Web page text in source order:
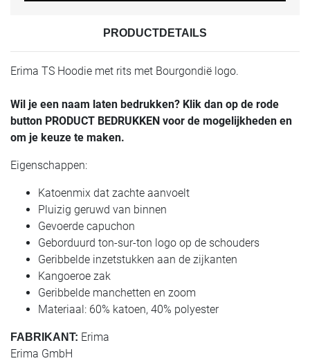
PRODUCTDETAILS
Erima TS Hoodie met rits met Bourgondië logo.
Wil je een naam laten bedrukken? Klik dan op de rode
button PRODUCT BEDRUKKEN voor de mogelijkheden en
om je keuze te maken.
Eigenschappen:
Katoenmix dat zachte aanvoelt
Pluizig geruwd van binnen
Gevoerde capuchon
Geborduurd ton-sur-ton logo op de schouders
Geribbelde inzetstukken aan de zijkanten
Kangoeroe zak
Geribbelde manchetten en zoom
Materiaal: 60% katoen, 40% polyester
FABRIKANT: Erima
Erima GmbH